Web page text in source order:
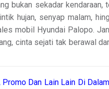
sekadar kendaraan,
hujan, senyap malam,
mobil Hyundai Palopo.
cinta sejati tak berawal
Dan Lain Lain Di